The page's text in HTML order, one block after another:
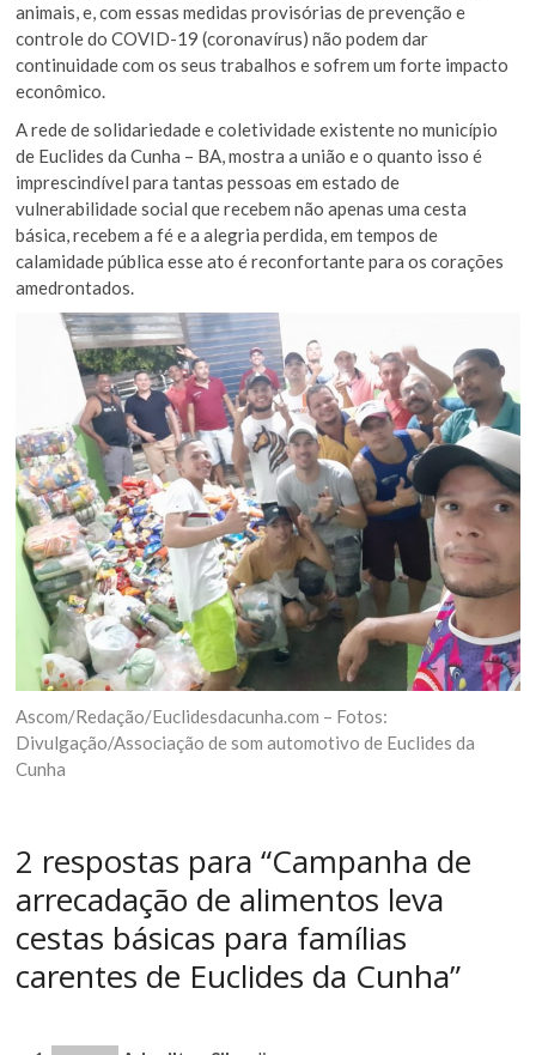
animais, e, com essas medidas provisórias de prevenção e
controle do COVID-19 (coronavírus) não podem dar
continuidade com os seus trabalhos e sofrem um forte impacto
econômico.
A rede de solidariedade e coletividade existente no município
de Euclides da Cunha – BA, mostra a união e o quanto isso é
imprescindível para tantas pessoas em estado de
vulnerabilidade social que recebem não apenas uma cesta
básica, recebem a fé e a alegria perdida, em tempos de
calamidade pública esse ato é reconfortante para os corações
amedrontados.
Ascom/Redação/Euclidesdacunha.com – Fotos:
Divulgação/Associação de som automotivo de Euclides da
Cunha
2 respostas para “Campanha de
arrecadação de alimentos leva
cestas básicas para famílias
carentes de Euclides da Cunha”